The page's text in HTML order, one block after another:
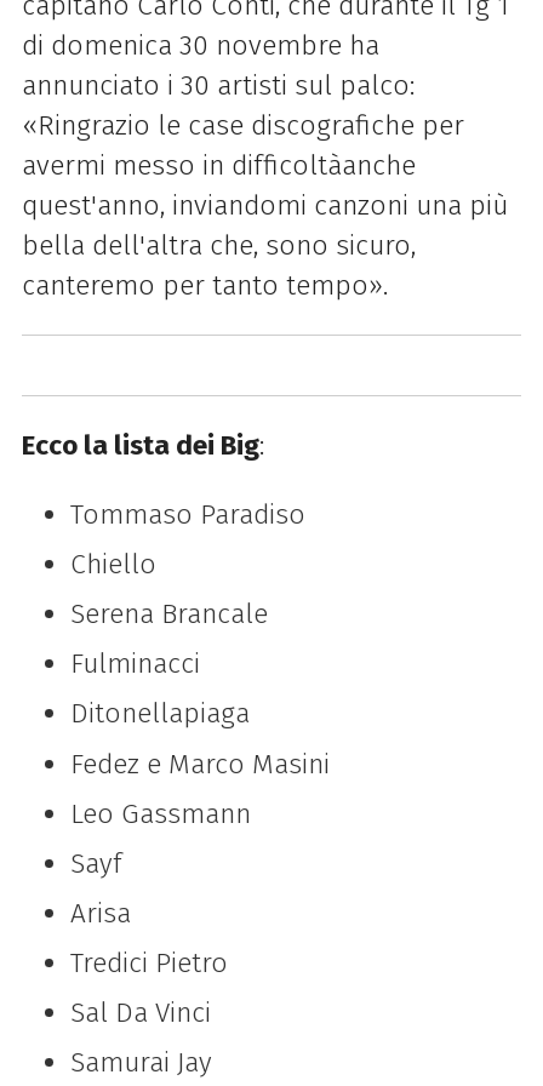
di domenica 30 novembre ha
annunciato i 30 artisti sul palco:
«Ringrazio le case discografiche per
avermi messo in difficoltàanche
quest'anno, inviandomi canzoni una più
bella dell'altra che, sono sicuro,
canteremo per tanto tempo».
Ecco la lista dei Big:
Tommaso Paradiso
Chiello
Serena Brancale
Fulminacci
Ditonellapiaga
Fedez e Marco Masini
Leo Gassmann
Sayf
Arisa
Tredici Pietro
Sal Da Vinci
Samurai Jay